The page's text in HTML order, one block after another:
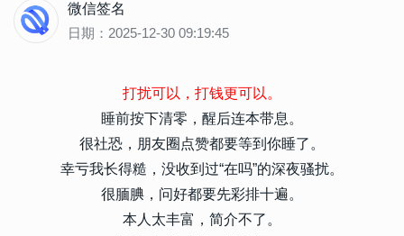
微信签名
日期：2025-12-30 09:19:45
打扰可以，打钱更可以。
睡前按下清零，醒后连本带息。
很社恐，朋友圈点赞都要等到你睡了。
幸亏我长得糙，没收到过“在吗”的深夜骚扰。
很腼腆，问好都要先彩排十遍。
本人太丰富，简介不了。